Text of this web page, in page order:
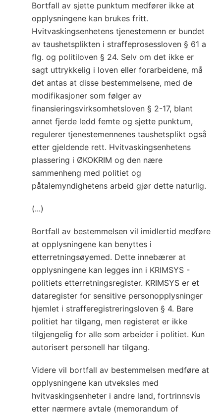
Bortfall av sjette punktum medfører ikke at
opplysningene kan brukes fritt.
Hvitvaskingsenhetens tjenestemenn er bundet
av taushetsplikten i straffeprosessloven § 61 a
flg. og politiloven § 24. Selv om det ikke er
sagt uttrykkelig i loven eller forarbeidene, må
det antas at disse bestemmelsene, med de
modifikasjoner som følger av
finansieringsvirksomhetsloven § 2-17, blant
annet fjerde ledd femte og sjette punktum,
regulerer tjenestemennenes taushetsplikt også
etter gjeldende rett. Hvitvaskingsenhetens
plassering i ØKOKRIM og den nære
sammenheng med politiet og
påtalemyndighetens arbeid gjør dette naturlig.
(...)
Bortfall av bestemmelsen vil imidlertid medføre
at opplysningene kan benyttes i
etterretningsøyemed. Dette innebærer at
opplysningene kan legges inn i KRIMSYS -
politiets etterretningsregister. KRIMSYS er et
dataregister for sensitive personopplysninger
hjemlet i strafferegistreringsloven § 4. Bare
politiet har tilgang, men registeret er ikke
tilgjengelig for alle som arbeider i politiet. Kun
autorisert personell har tilgang.
Videre vil bortfall av bestemmelsen medføre at
opplysningene kan utveksles med
hvitvaskingsenheter i andre land, fortrinnsvis
etter nærmere avtale (memorandum of